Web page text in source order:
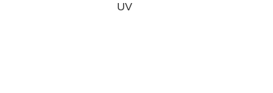
UV